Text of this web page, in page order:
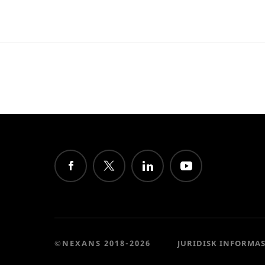
©NEXANS 2018-2026 JURIDISK